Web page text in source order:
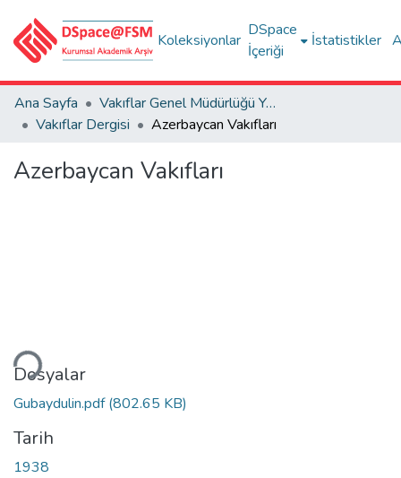
Koleksiyonlar
DSpace
İçeriği
İstatistikler
Ana Sayfa
Vakıflar Genel Müdürlüğü Yayınları
Vakıflar Dergisi
Azerbaycan Vakıfları
Azerbaycan Vakıfları
Dosyalar
Gubaydulin.pdf(802.65 KB)
Tarih
1938